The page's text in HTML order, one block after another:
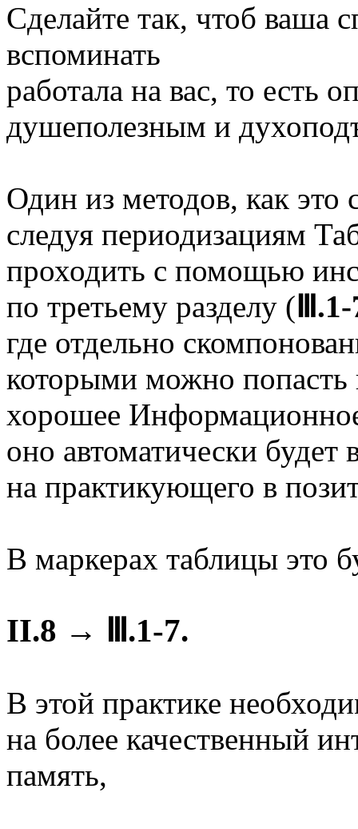
Сделайте так, чтоб ваша
вспоминать
работала на вас, то есть
душеполезным и
Один из методов, как это
следуя периодизациям
проходить с помощью
по третьему разделу (
где отдельно
которыми можно попасть
хорошее
оно автоматически будет
на практикующего в
В маркерах таблицы это
II.8 → Ⅲ.1-7.
В этой практике
на более качественный
память,